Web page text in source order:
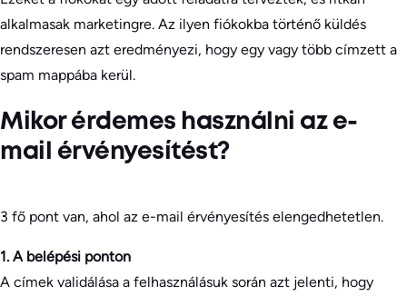
alkalmasak marketingre. Az ilyen fiókokba történő küldés
rendszeresen azt eredményezi, hogy egy vagy több címzett a
spam mappába kerül.
Mikor érdemes használni az e-
mail érvényesítést?
3 fő pont van, ahol az e-mail érvényesítés elengedhetetlen.
1. A belépési ponton
A címek validálása a felhasználásuk során azt jelenti, hogy